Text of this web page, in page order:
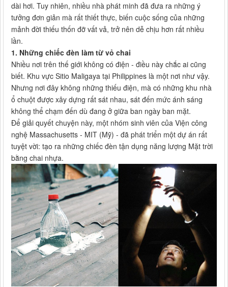
dài hơi. Tuy nhiên, nhiều nhà phát minh đã đưa ra những ý
tưởng đơn giản mà rất thiết thực, biến cuộc sống của những
mảnh đời thiếu thốn đỡ vất vả, trở nên dễ chịu hơn rất nhiều
lần.
1. Những chiếc đèn làm từ vỏ chai
Nhiều nơi trên thế giới không có điện - điều này chắc ai cũng
biết. Khu vực Sitio Maligaya tại Philippines là một nơi như vậy.
Nhưng nơi đây không những thiếu điện, mà có những khu nhà
ổ chuột được xây dựng rất sát nhau, sát đến mức ánh sáng
không thể chạm đến dù đang ở giữa ban ngày ban mặt.
Để giải quyết chuyện này, một nhóm sinh viên của Viện công
nghệ Massachusetts - MIT (Mỹ) - đã phát triển một dự án rất
tuyệt vời: tạo ra những chiếc đèn tận dụng năng lượng Mặt trời
bằng chai nhựa.